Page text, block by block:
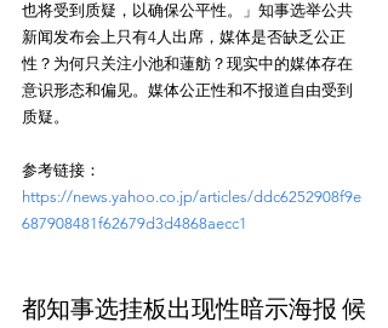
也将受到质疑，以确保公平性。」知事选举公共
新闻发布会上只有4人出席，媒体是否缺乏公正
性？为何只关注小池和蓮舫？现实中的媒体存在
意识形态和偏见。媒体公正性和不报道自由受到
质疑。
参考链接：
https://news.yahoo.co.jp/articles/ddc6252908f9e
687908481f62679d3d4868aecc1
都知事选挂板出现性暗示海报 候